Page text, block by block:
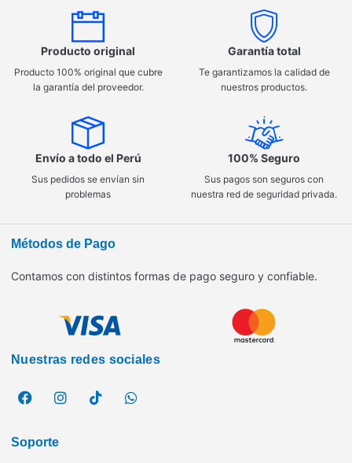
Producto original
Producto 100% original que cubre
la garantía del proveedor.
Garantía total
Te garantizamos la calidad de
nuestros productos.
Envío a todo el Perú
Sus pedidos se envían sin
problemas
100% Seguro
Sus pagos son seguros con
nuestra red de seguridad privada.
Métodos de Pago
Contamos con distintos formas de pago seguro y confiable.
Nuestras redes sociales
Soporte